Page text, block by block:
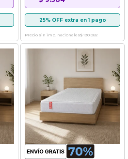
25% OFF extra en 1 pago
Precio sin imp. nacionales$ 190.082